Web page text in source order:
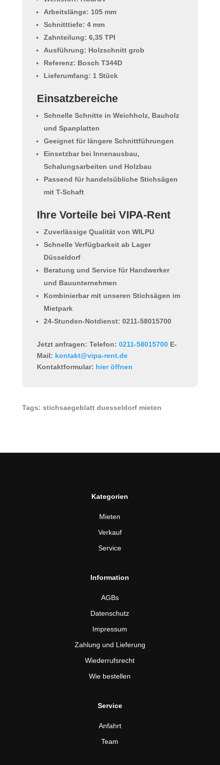
Arbeitslänge: 105 mm
Schnitttiefe: 4 mm
Zahnteilung: 6,35 TPI
Ausführung: Holzschnitt grob
Referenz: Bosch T344D
Lieferumfang: 1 Stück
Einsatzbereiche
Schnelle Schnitte in Weichholz, Bauholz
und Spanplatten
Geeignet für längere Schnittführungen
Einsetzbar bei Innenausbau,
Schalungsarbeiten und Holzbau
Passend für handelsübliche Stichsägen
mit T-Schaft
Ihre Vorteile bei VIPA-Rent
Zuverlässige Qualität von WILPU
Schnelle Verfügbarkeit ab Lager
Düsseldorf
Beratung und Service für Handwerker
und Bauunternehmen
Kombinierbar mit unseren Stichsägen im
Mietpark
24-Stunden-Notdienst: 0211-58015700
Jetzt anfragen: Telefon: 0211-58015700E-
Mail: kontakt@vipa-rent.de
Kontaktformular: hier öffnen
Tags: stichsaegeblatt duesseldorf mieten
Kategorien
Mieten
Verkauf
Service
Information
AGBs
Datenschutz
Impressum
Zahlung und Lieferung
Wiederrufsrecht
Wie bestellen
Service
Anfahrt
Team